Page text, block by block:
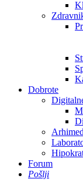
Dobrote
Arhimed
Forum
Pošlji